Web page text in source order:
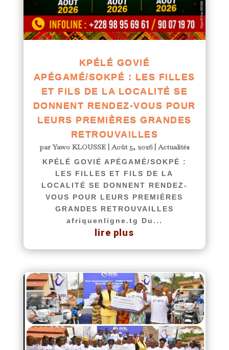
KPÉLÉ GOVIÉ
APÉGAMÉ/SOKPÉ : LES FILLES
ET FILS DE LA LOCALITÉ SE
DONNENT RENDEZ-VOUS POUR
LEURS PREMIÈRES GRANDES
RETROUVAILLES
parYawo KLOUSSE|Août 5, 2026|Actualités
KPÉLÉ GOVIÉ APÉGAMÉ/SOKPÉ :
LES FILLES ET FILS DE LA
LOCALITÉ SE DONNENT RENDEZ-
VOUS POUR LEURS PREMIÈRES
GRANDES RETROUVAILLES
afriquenligne.tg Du...
lire plus